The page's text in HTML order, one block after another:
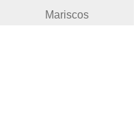
Mariscos